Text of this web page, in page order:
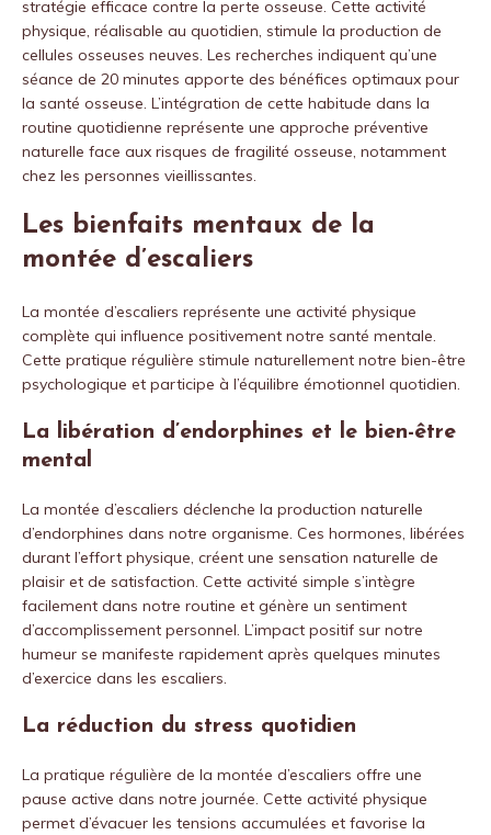
stratégie efficace contre la perte osseuse. Cette activité
physique, réalisable au quotidien, stimule la production de
cellules osseuses neuves. Les recherches indiquent qu’une
séance de 20 minutes apporte des bénéfices optimaux pour
la santé osseuse. L’intégration de cette habitude dans la
routine quotidienne représente une approche préventive
naturelle face aux risques de fragilité osseuse, notamment
chez les personnes vieillissantes.
Les bienfaits mentaux de la
montée d’escaliers
La montée d’escaliers représente une activité physique
complète qui influence positivement notre santé mentale.
Cette pratique régulière stimule naturellement notre bien-être
psychologique et participe à l’équilibre émotionnel quotidien.
La libération d’endorphines et le bien-être
mental
La montée d’escaliers déclenche la production naturelle
d’endorphines dans notre organisme. Ces hormones, libérées
durant l’effort physique, créent une sensation naturelle de
plaisir et de satisfaction. Cette activité simple s’intègre
facilement dans notre routine et génère un sentiment
d’accomplissement personnel. L’impact positif sur notre
humeur se manifeste rapidement après quelques minutes
d’exercice dans les escaliers.
La réduction du stress quotidien
La pratique régulière de la montée d’escaliers offre une
pause active dans notre journée. Cette activité physique
permet d’évacuer les tensions accumulées et favorise la